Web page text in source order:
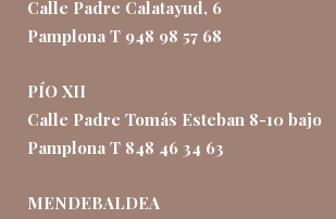
Calle Padre Calatayud, 6
Pamplona T 948 98 57 68
PÍO XII
Calle Padre Tomás Esteban 8-10 bajo
Pamplona T 848 46 34 63
MENDEBALDEA